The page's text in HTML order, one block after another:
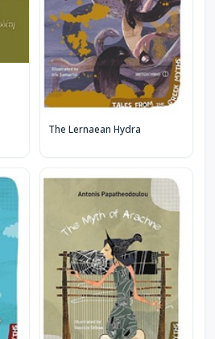
The Lernaean Hydra